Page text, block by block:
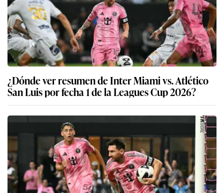
¿Dónde ver resumen de Inter Miami vs. Atlético
San Luis por fecha 1 de la Leagues Cup 2026?